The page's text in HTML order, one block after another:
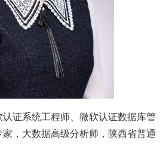
证系统工程师、微软认证数据库管
，大数据高级分析师，陕西省普通